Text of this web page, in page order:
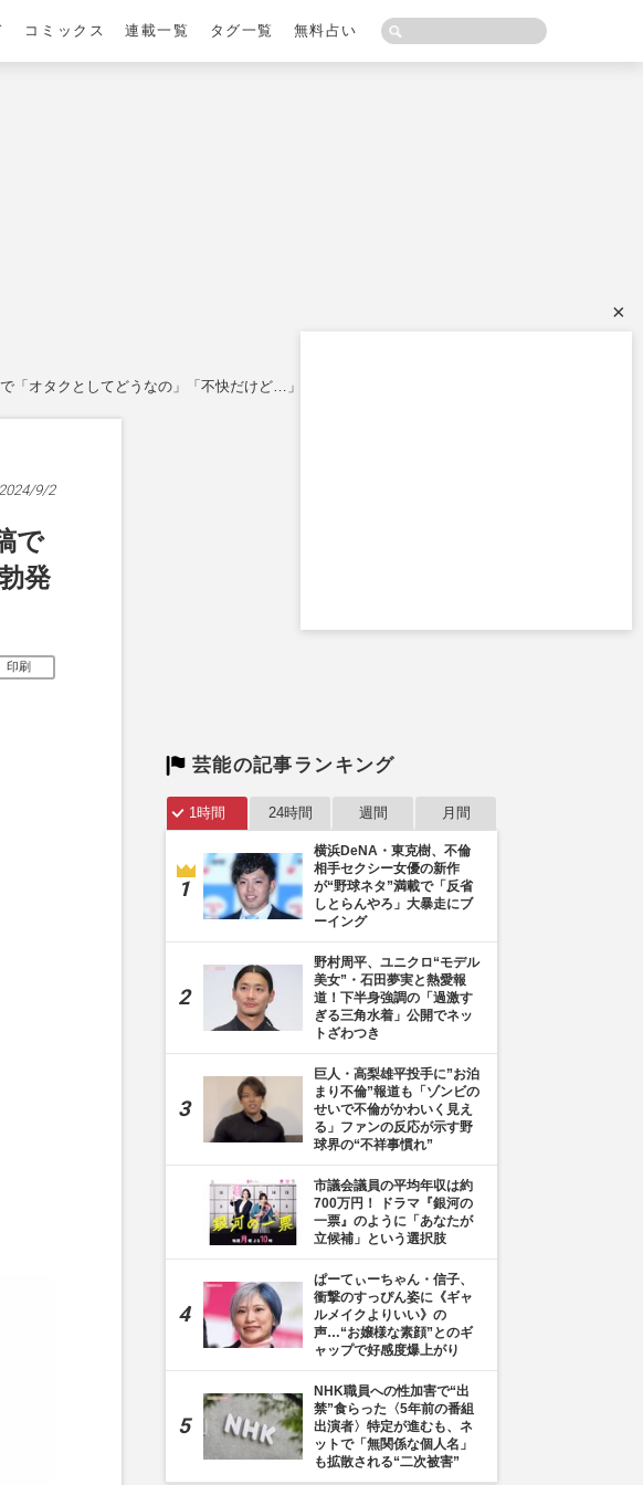
コミックス 連載一覧 タグ一覧 無料占い
「オタクとしてどうなの」「不快だけど…」バトル勃発
2024/9/2
で
発
印刷
芸能の記事ランキング
1時間 24時間 週間 月間
横浜DeNA・東克樹、不倫
相手セクシー女優の新作
が“野球ネタ”満載で「反省
しとらんやろ」大暴走にブ
ーイング
野村周平、ユニクロ“モデル
美女”・石田夢実と熱愛報
道！下半身強調の「過激す
ぎる三角水着」公開でネッ
トざわつき
巨人・高梨雄平投手に”お泊
まり不倫”報道も「ゾンビの
せいで不倫がかわいく見え
る」ファンの反応が示す野
球界の“不祥事慣れ”
市議会議員の平均年収は約
700万円！ ドラマ『銀河の
一票』のように「あなたが
立候補」という選択肢
ぱーてぃーちゃん・信子、
衝撃のすっぴん姿に《ギャ
ルメイクよりいい》の
声…“お嬢様な素顔”とのギ
ャップで好感度爆上がり
NHK職員への性加害で“出
禁”食らった〈5年前の番組
出演者〉特定が進むも、ネ
ットで「無関係な個人名」
も拡散される“二次被害”
×